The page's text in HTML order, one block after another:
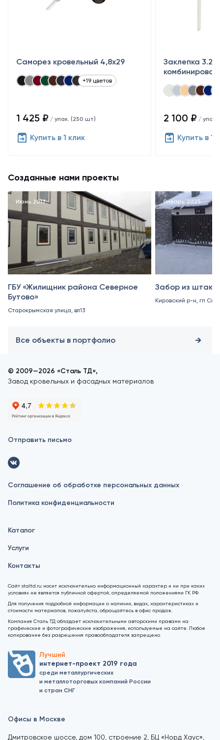
Саморез кровельный 4,8x29
+19 цветов
1 425 ₽ / упак. (250 шт)
Купить в 1 клик
Заклепка
2 100 ₽ / упак.
Купить в 1
Созданные нами проекты
Июнь 2017
ГБУ «Жилищник района Северное
Бутово»
Старокрымская улица, вл13
Январь 2025
Забор из
Кировский р-н, гп
Все объекты в портфолио
© 2009—2026 «Сталь ТД»,
Завод кровельных и фасадных материалов
Отправить письмо
Соглашение об обработке персональных данных
Политика конфиденциальности
Каталог
Услуги
Контакты
Сайт staltd.ru носит исключительно информационный характер и ни при каких
условиях не является публичной офертой, определяемой положениями ГК РФ.
Для получения подробной информации о наличии, видах, характеристиках и
стоимости материалов, пожалуйста, обращайтесь в офис продаж.
Компания Сталь ТД обладает исключительными авторскими правами на
графические и фотографические изображения, используемые на сайте. Любое
копирование без разрешения правообладателя запрещено
Лучший
интернет-проект 2019 года
среди металлургических
и металлоторговых компаний России
и стран СНГ
Офисы в Москве
Дмитровское шоссе, дом 100, строение 2, БЦ «Норд Хаус»,